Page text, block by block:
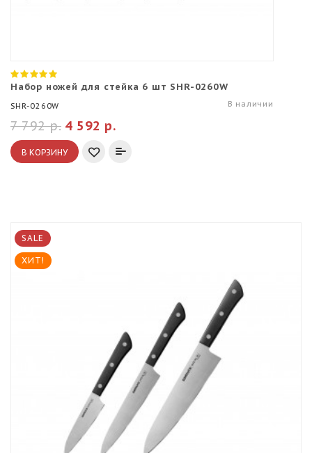
Набор ножей для стейка 6 шт SHR-0260W
SHR-0260W В наличии
4 592 р.
7 792 р.
В КОРЗИНУ
SALE
ХИТ!